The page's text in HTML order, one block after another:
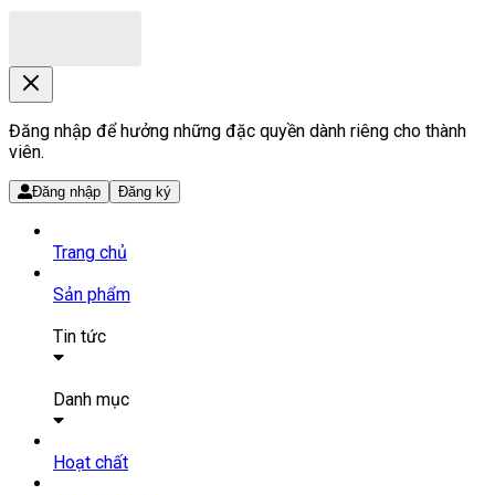
Đăng nhập để hưởng những đặc quyền dành riêng cho thành
viên.
Đăng nhập Đăng ký
Trang chủ
Sản phẩm
Tin tức
Tin tức
Danh mục
SẢN PHẨM THUỐC
Hoạt chất